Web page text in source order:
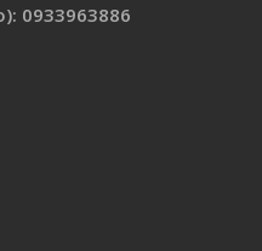
Ollin120
0933963886